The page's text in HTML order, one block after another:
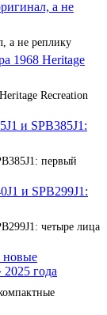
а не реплику
Recreation
первый
четыре лица